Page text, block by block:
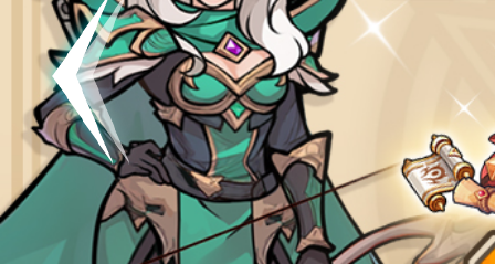
공지 [킹방
이벤트
[갤럭
이벤트​​
서버오픈 07월